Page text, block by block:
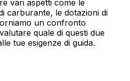
vari aspetti come le
carburante, le dotazioni di
un confronto
quale di questi due
tue esigenze di guida.